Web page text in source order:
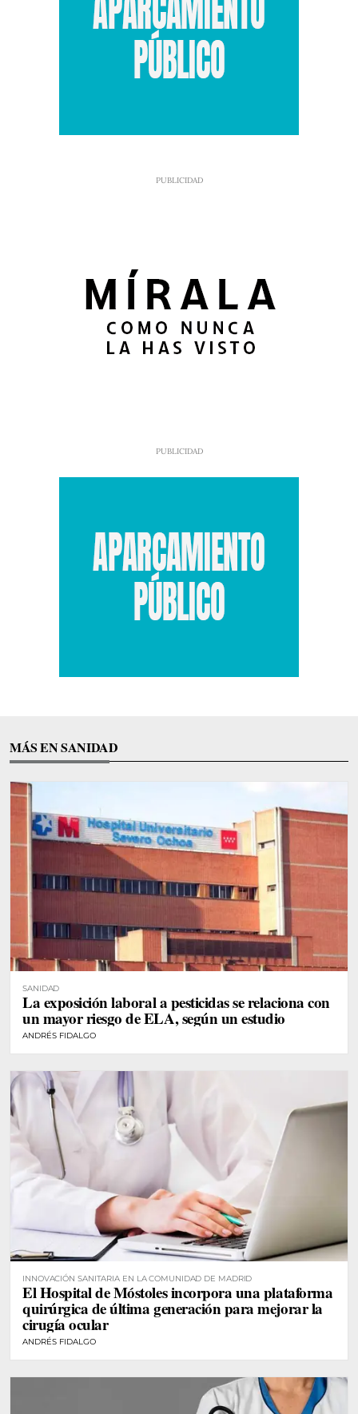
MÁS EN SANIDAD
SANIDAD
La exposición laboral a pesticidas se relaciona con
un mayor riesgo de ELA, según un estudio
ANDRÉS FIDALGO
INNOVACIÓN SANITARIA EN LA COMUNIDAD DE MADRID
El Hospital de Móstoles incorpora una plataforma
quirúrgica de última generación para mejorar la
cirugía ocular
ANDRÉS FIDALGO